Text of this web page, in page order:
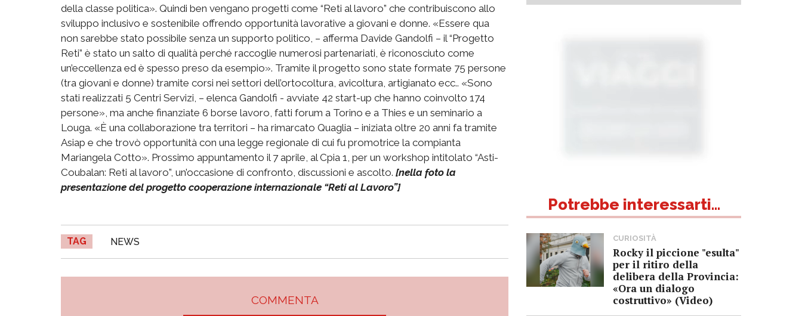
della classe politica». Quindi ben vengano progetti come “Reti al lavoro” che contribuiscono allo
sviluppo inclusivo e sostenibile offrendo opportunità lavorative a giovani e donne. «Essere qua
non sarebbe stato possibile senza un supporto politico, – afferma Davide Gandolfi – il “Progetto
Reti” è stato un salto di qualità perché raccoglie numerosi partenariati, è riconosciuto come
un’eccellenza ed è spesso preso da esempio». Tramite il progetto sono state formate 75 persone
(tra giovani e donne) tramite corsi nei settori dell’ortocoltura, avicoltura, artigianato ecc.. «Sono
stati realizzati 5 Centri Servizi, – elenca Gandolfi - avviate 42 start-up che hanno coinvolto 174
persone», ma anche finanziate 6 borse lavoro, fatti forum a Torino e a Thies e un seminario a
Louga. «È una collaborazione tra territori – ha rimarcato Quaglia – iniziata oltre 20 anni fa tramite
Asiap e che trovò opportunità con una legge regionale di cui fu promotrice la compianta
Mariangela Cotto». Prossimo appuntamento il 7 aprile, al Cpia 1, per un workshop intitolato “Asti-
Coubalan: Reti al lavoro”, un’occasione di confronto, discussioni e ascolto. [nella foto la
presentazione del progetto cooperazione internazionale “Reti al Lavoro”]
TAG NEWS
COMMENTA
Potrebbe interessarti...
CURIOSITÀ
Rocky il piccione "esulta"
per il ritiro della
delibera della Provincia:
«Ora un dialogo
costruttivo» (Video)